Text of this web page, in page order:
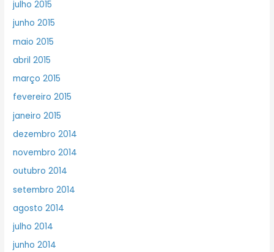
julho 2015
junho 2015
maio 2015
abril 2015
março 2015
fevereiro 2015
janeiro 2015
dezembro 2014
novembro 2014
outubro 2014
setembro 2014
agosto 2014
julho 2014
junho 2014